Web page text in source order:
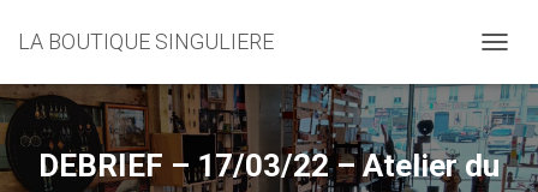
LA BOUTIQUE SINGULIERE
É
P
L
I
E
DEBRIEF – 17/03/22 – Atelier du